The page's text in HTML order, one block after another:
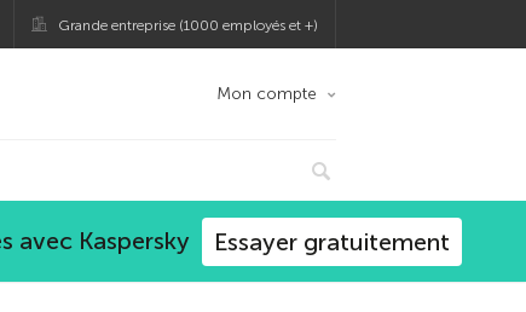
Grande entreprise (1000 employés et +)
Mon compte
avec Kaspersky Essayer gratuitement